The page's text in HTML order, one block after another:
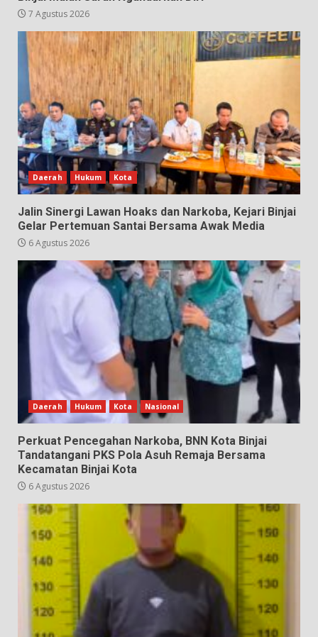
7 Agustus 2026
Daerah Hukum Kota
Jalin Sinergi Lawan Hoaks dan Narkoba, Kejari Binjai
Gelar Pertemuan Santai Bersama Awak Media
6 Agustus 2026
Daerah Hukum Kota Nasional
Perkuat Pencegahan Narkoba, BNN Kota Binjai
Tandatangani PKS Pola Asuh Remaja Bersama
Kecamatan Binjai Kota
6 Agustus 2026